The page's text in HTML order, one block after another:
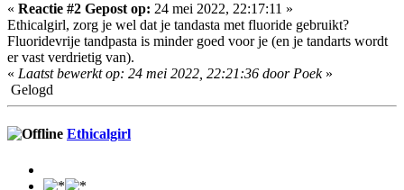
« Reactie #2 Gepost op: 24 mei 2022, 22:17:11 »
Ethicalgirl, zorg je wel dat je tandasta met fluoride gebruikt?
Fluoridevrije tandpasta is minder goed voor je (en je tandarts wordt
er vast verdrietig van).
« Laatst bewerkt op: 24 mei 2022, 22:21:36 door Poek»
Gelogd
Ethicalgirl